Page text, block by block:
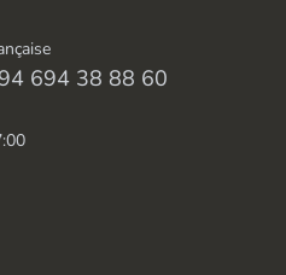
694 38 88 60